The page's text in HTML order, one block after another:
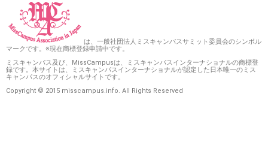
は、一般社団法人ミスキャンパスサミット委員会のシンボル
マークです。※現在商標登録申請中です。
ミスキャンパス及び、MissCampusは、ミスキャンパスインターナショナルの商標登
録です。本サイトは、ミスキャンパスインターナショナルが認定した日本唯一のミス
キャンパスのオフィシャルサイトです。
Copyright © 2015 misscampus.info. All Rights Reserved